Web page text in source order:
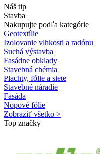
Náš tip
Stavba
Nakupujte podľa kategórie
Geotextílie
Izolovanie vlhkosti a radónu
Suchá výstavba
Fasádne obklady
Stavebná chémia
Plachty, fólie a siete
Stavebné náradie
Fasáda
Nopové fólie
Zobraziť všetko >
Top značky